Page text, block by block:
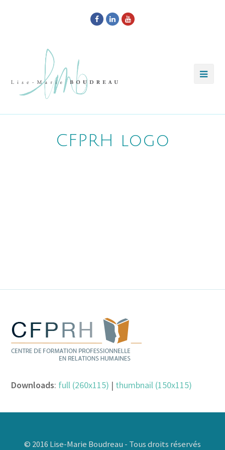
Facebook
LinkedInYoutube
CFPRH logo
Downloads: full (260x115) | thumbnail (150x115)
© 2016 Lise-Marie Boudreau - Tous droits réservés